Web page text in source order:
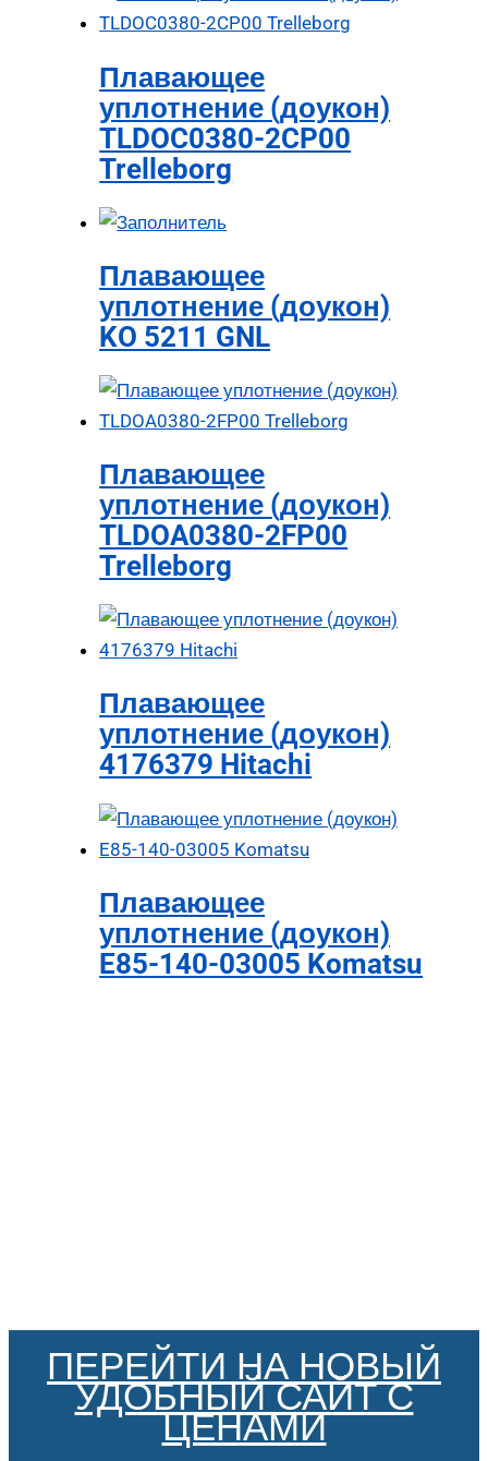
Плавающее
уплотнение (доукон)
TLDOC0380-2CP00
Trelleborg
Плавающее
уплотнение (доукон)
KO 5211 GNL
Плавающее
уплотнение (доукон)
TLDOA0380-2FP00
Trelleborg
Плавающее
уплотнение (доукон)
4176379 Hitachi
Плавающее
уплотнение (доукон)
E85-140-03005 Komatsu
ПЕРЕЙТИ НА НОВЫЙ
УДОБНЫЙ САЙТ С
ЦЕНАМИ